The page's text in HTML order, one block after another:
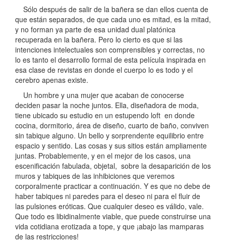
Sólo después de salir de la bañera se dan ellos cuenta de
que están separados, de que cada uno es mitad, es la mitad,
y no forman ya parte de esa unidad dual platónica
recuperada en la bañera. Pero lo cierto es que si las
intenciones intelectuales son comprensibles y correctas, no
lo es tanto el desarrollo formal de esta película inspirada en
esa clase de revistas en donde el cuerpo lo es todo y el
cerebro apenas existe.
Un hombre y una mujer que acaban de conocerse
deciden pasar la noche juntos. Ella, diseñadora de moda,
tiene ubicado su estudio en un estupendo loft en donde
cocina, dormitorio, área de diseño, cuarto de baño, conviven
sin tabique alguno. Un bello y sorprendente equilibrio entre
espacio y sentido. Las cosas y sus sitios están ampliamente
juntas. Probablemente, y en el mejor de los casos, una
escenificación fabulada, objetal, sobre la desaparición de los
muros y tabiques de las inhibiciones que veremos
corporalmente practicar a continuación. Y es que no debe de
haber tabiques ni paredes para el deseo ni para el fluir de
las pulsiones eróticas. Que cualquier deseo es válido, vale.
Que todo es libidinalmente viable, que puede construirse una
vida cotidiana erotizada a tope, y que ¡abajo las mamparas
de las restricciones!